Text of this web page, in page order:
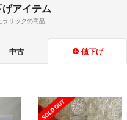
アイテム
ラリックの商品
中古 値下げ